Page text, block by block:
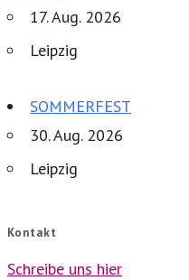
17. Aug. 2026
Leipzig
SOMMERFEST
30. Aug. 2026
Leipzig
Kontakt
Schreibe uns hier